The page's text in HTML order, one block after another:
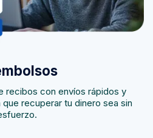
recibos con envíos rápidos y
recuperar tu dinero sea sin